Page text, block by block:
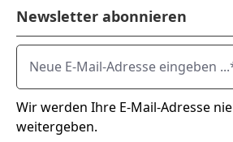
Newsletter abonnieren
Neue E-Mail-Adresse eingeben ...
Wir werden Ihre E-Mail-Adresse
weitergeben.